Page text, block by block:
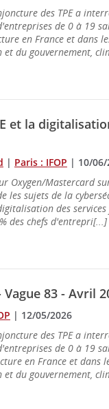
des TPE a
de 0 à 19
en France et dans
du gouvernement,
et la
| Paris : IFOP | 10/
Oxygen/Mastercard
les sujets de la
des
des chefs d'entrepri[...]
83 - Avril
| 12/05/2026
des TPE a
de 0 à 19
en France et dans
du gouvernement,